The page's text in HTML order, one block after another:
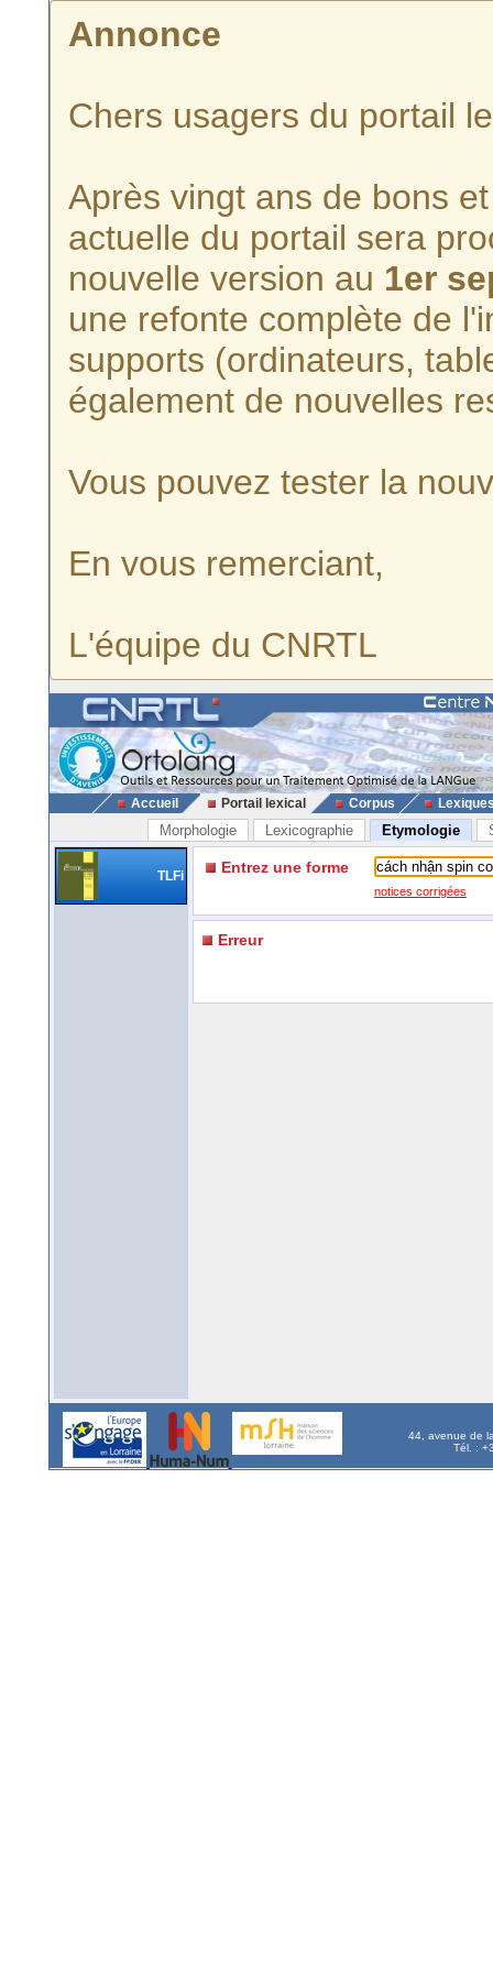
Annonce
Chers usagers du portail
Après vingt ans de bons
actuelle du portail sera
nouvelle version au 1er
une refonte complète de
supports (ordinateurs,
également de nouvelles
Vous pouvez tester la
En vous remerciant,
L'équipe du CNRTL
Accueil Portail lexical Corpus
Morphologie Lexicographie Etymologie
TLFi Entrez une forme
notices corrigées
Erreur
44, avenue de
Tél. :